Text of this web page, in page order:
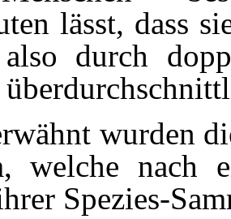
lässt, dass
durch
wurden
welche nach
Spezies-